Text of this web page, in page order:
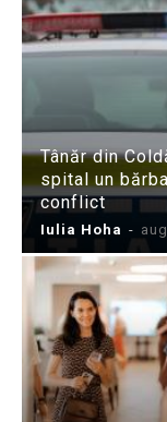
Tânăr din
spital un
conflict
Iulia Hoha -